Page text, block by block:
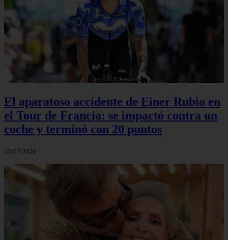
El aparatoso accidente de Einer Rubio en
el Tour de Francia: se impactó contra un
coche y terminó con 20 puntos
25/07/2026